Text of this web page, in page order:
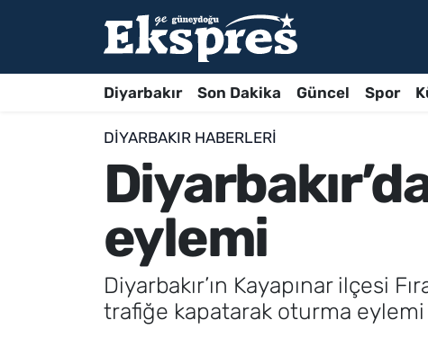
Diyarbakır Son Dakika Güncel Spor
DIYARBAKIR HABERLERI
eylemi
Diyarbakır’ın Kayapınar ilçesi
trafiğe kapatarak oturma eylemi